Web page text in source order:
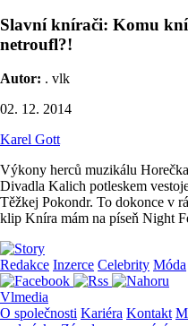
Slavní knírači: Komu
netroufl?!
Autor: . vlk
02. 12. 2014
Karel Gott
Výkony herců muzikálu
Divadla Kalich potleskem
Těžkej Pokondr. To dokonce v
klip Kníra mám na píseň Night
Redakce Inzerce Celebrity Móda
Vlmedia
O společnosti Kariéra Kontakt